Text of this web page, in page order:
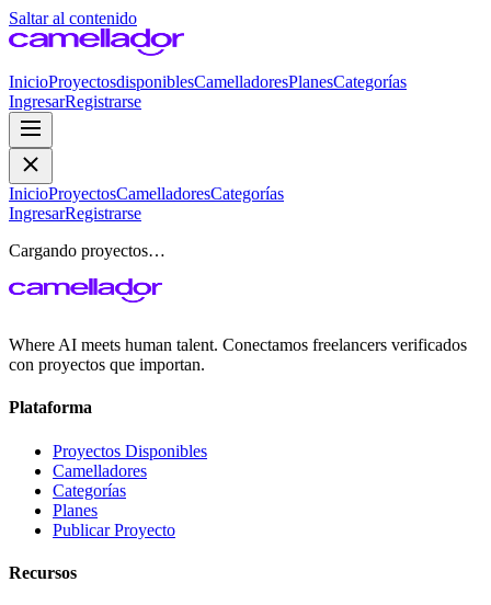
Saltar al contenido
InicioProyectosdisponiblesCamelladoresPlanesCategorías
IngresarRegistrarse
InicioProyectosCamelladoresCategorías
IngresarRegistrarse
Cargando proyectos…
Where AI meets human talent. Conectamos freelancers verificados
con proyectos que importan.
Plataforma
Proyectos Disponibles
Camelladores
Categorías
Planes
Publicar Proyecto
Recursos